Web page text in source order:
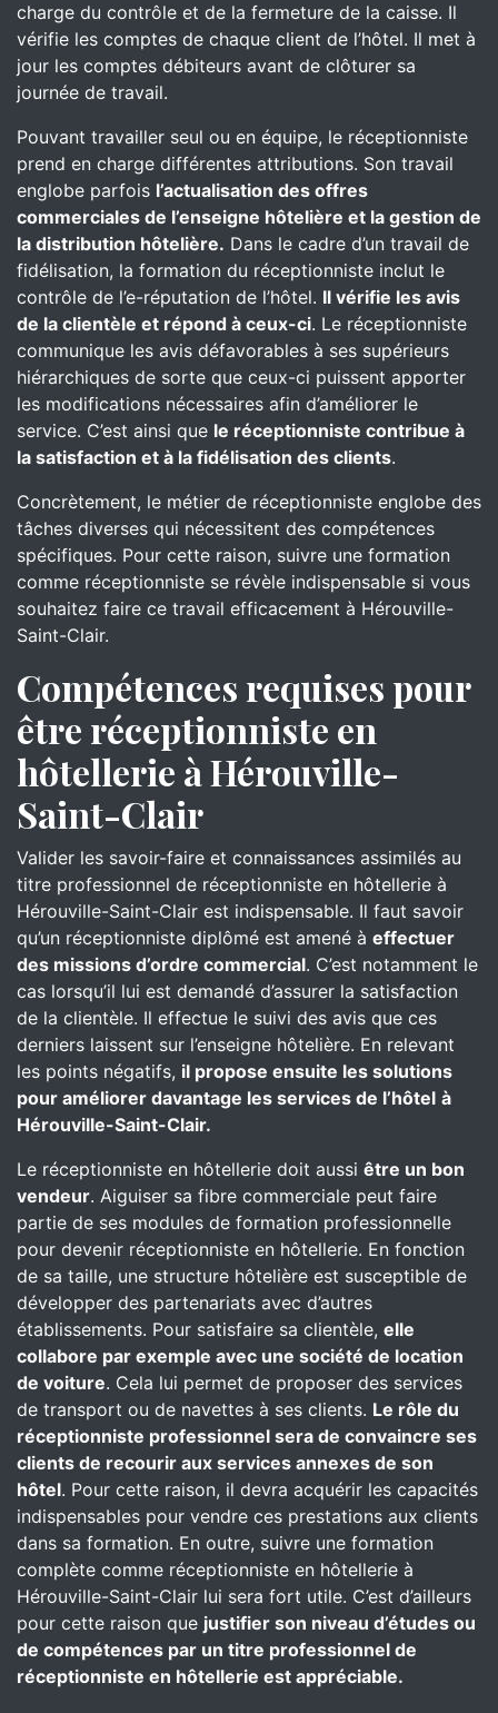
charge du contrôle et de la fermeture de la caisse. Il
vérifie les comptes de chaque client de l’hôtel. Il met à
jour les comptes débiteurs avant de clôturer sa
journée de travail.
Pouvant travailler seul ou en équipe, le réceptionniste
prend en charge différentes attributions. Son travail
englobe parfois l’actualisation des offres
commerciales de l’enseigne hôtelière et la gestion de
la distribution hôtelière. Dans le cadre d’un travail de
fidélisation, la formation du réceptionniste inclut le
contrôle de l’e-réputation de l’hôtel. Il vérifie les avis
de la clientèle et répond à ceux-ci. Le réceptionniste
communique les avis défavorables à ses supérieurs
hiérarchiques de sorte que ceux-ci puissent apporter
les modifications nécessaires afin d’améliorer le
service. C’est ainsi que le réceptionniste contribue à
la satisfaction et à la fidélisation des clients.
Concrètement, le métier de réceptionniste englobe des
tâches diverses qui nécessitent des compétences
spécifiques. Pour cette raison, suivre une formation
comme réceptionniste se révèle indispensable si vous
souhaitez faire ce travail efficacement à Hérouville-
Saint-Clair.
Compétences requises pour
être réceptionniste en
hôtellerie à Hérouville-
Saint-Clair
Valider les savoir-faire et connaissances assimilés au
titre professionnel de réceptionniste en hôtellerie à
Hérouville-Saint-Clair est indispensable. Il faut savoir
qu’un réceptionniste diplômé est amené à effectuer
des missions d’ordre commercial. C’est notamment le
cas lorsqu’il lui est demandé d’assurer la satisfaction
de la clientèle. Il effectue le suivi des avis que ces
derniers laissent sur l’enseigne hôtelière. En relevant
les points négatifs, il propose ensuite les solutions
pour améliorer davantage les services de l’hôtel à
Hérouville-Saint-Clair.
Le réceptionniste en hôtellerie doit aussi être un bon
vendeur. Aiguiser sa fibre commerciale peut faire
partie de ses modules de formation professionnelle
pour devenir réceptionniste en hôtellerie. En fonction
de sa taille, une structure hôtelière est susceptible de
développer des partenariats avec d’autres
établissements. Pour satisfaire sa clientèle, elle
collabore par exemple avec une société de location
de voiture. Cela lui permet de proposer des services
de transport ou de navettes à ses clients. Le rôle du
réceptionniste professionnel sera de convaincre ses
clients de recourir aux services annexes de son
hôtel. Pour cette raison, il devra acquérir les capacités
indispensables pour vendre ces prestations aux clients
dans sa formation. En outre, suivre une formation
complète comme réceptionniste en hôtellerie à
Hérouville-Saint-Clair lui sera fort utile. C’est d’ailleurs
pour cette raison que justifier son niveau d’études ou
de compétences par un titre professionnel de
réceptionniste en hôtellerie est appréciable.